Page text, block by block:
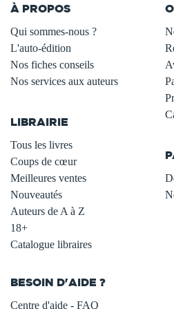
À PROPOS
Qui sommes-nous ?
L'auto-édition
Nos fiches conseils
Nos services aux auteurs
LIBRAIRIE
Tous les livres
Coups de cœur
Meilleures ventes
Nouveautés
Auteurs de A à Z
18+
Catalogue libraires
BESOIN D'AIDE ?
Centre d'aide - FAQ